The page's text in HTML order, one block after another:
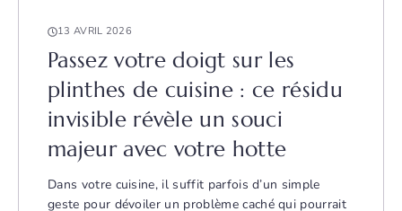
13 AVRIL 2026
Passez votre doigt sur les
plinthes de cuisine : ce résidu
invisible révèle un souci
majeur avec votre hotte
Dans votre cuisine, il suffit parfois d’un simple
geste pour dévoiler un problème caché qui pourrait